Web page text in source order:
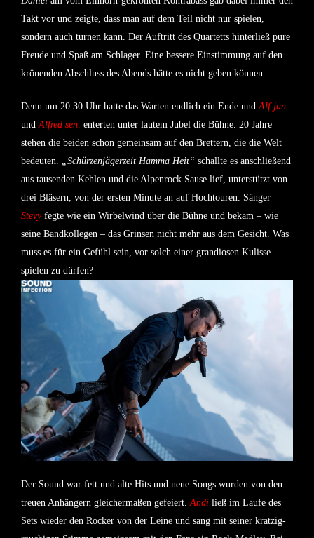
Takt vor und zeigte, dass man auf dem Teil nicht nur spielen,
sondern auch turnen kann. Der Auftritt des Quartetts hinterließ pure
Freude und Spaß am Schlager. Eine bessere Einstimmung auf den
krönenden Abschluss des Abends hätte es nicht geben können.
Denn um 20:30 Uhr hatte das Warten endlich ein Ende undAlf jun.
undAlfred sen. enterten unter lautem Jubel die Bühne. 20 Jahre
stehen die beiden schon gemeinsam auf den Brettern, die die Welt
bedeuten. „Schürzenjägerzeit Hamma Heit“ schallte es anschließend
aus tausenden Kehlen und die Alpenrock Sause lief, unterstützt von
drei Bläsern, von der ersten Minute an auf Hochtouren. Sänger
Stevyfegte wie ein Wirbelwind über die Bühne und bekam – wie
seine Bandkollegen – das Grinsen nicht mehr aus dem Gesicht. Was
muss es für ein Gefühl sein, vor solch einer grandiosen Kulisse
spielen zu dürfen?
Der Sound war fett und alte Hits und neue Songs wurden von den
treuen Anhängern gleichermaßen gefeiert.Andi ließ im Laufe des
Sets wieder den Rocker von der Leine und sang mit seiner kratzig-